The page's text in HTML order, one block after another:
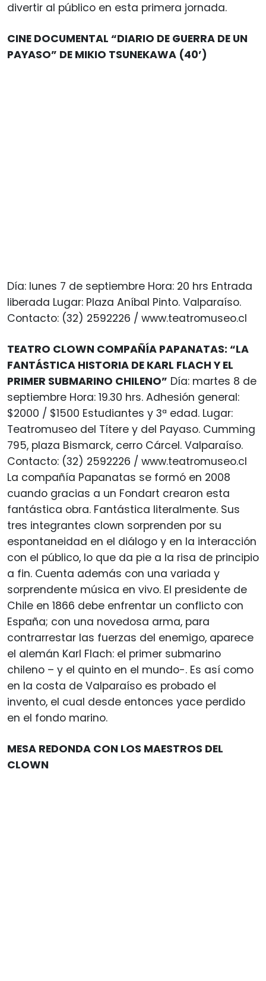
divertir al público en esta primera jornada.
CINE DOCUMENTAL “DIARIO DE GUERRA DE UN
PAYASO” DE MIKIO TSUNEKAWA (40’)
Día: lunes 7 de septiembre Hora: 20 hrs Entrada
liberada Lugar: Plaza Aníbal Pinto. Valparaíso.
Contacto: (32) 2592226 / www.teatromuseo.cl
TEATRO CLOWN COMPAÑÍA PAPANATAS: “LA
FANTÁSTICA HISTORIA DE KARL FLACH Y EL
PRIMER SUBMARINO CHILENO” Día: martes 8 de
septiembre Hora: 19.30 hrs. Adhesión general:
$2000 / $1500 Estudiantes y 3ª edad. Lugar:
Teatromuseo del Títere y del Payaso. Cumming
795, plaza Bismarck, cerro Cárcel. Valparaíso.
Contacto: (32) 2592226 / www.teatromuseo.cl
La compañía Papanatas se formó en 2008
cuando gracias a un Fondart crearon esta
fantástica obra. Fantástica literalmente. Sus
tres integrantes clown sorprenden por su
espontaneidad en el diálogo y en la interacción
con el público, lo que da pie a la risa de principio
a fin. Cuenta además con una variada y
sorprendente música en vivo. El presidente de
Chile en 1866 debe enfrentar un conflicto con
España; con una novedosa arma, para
contrarrestar las fuerzas del enemigo, aparece
el alemán Karl Flach: el primer submarino
chileno – y el quinto en el mundo-. Es así como
en la costa de Valparaíso es probado el
invento, el cual desde entonces yace perdido
en el fondo marino.
MESA REDONDA CON LOS MAESTROS DEL
CLOWN